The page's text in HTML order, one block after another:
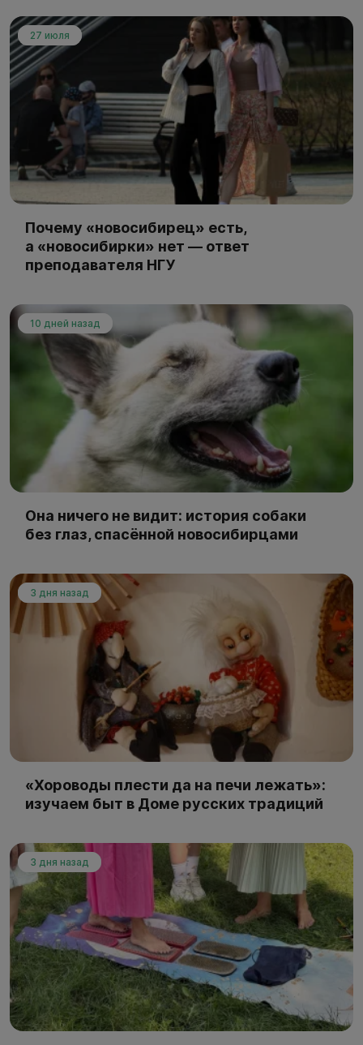
27 июля
Почему «новосибирец» есть,
а «новосибирки» нет — ответ
преподавателя НГУ
10 дней назад
Она ничего не видит: история собаки
без глаз, спасённой новосибирцами
3 дня назад
«Хороводы плести да на печи лежать»:
изучаем быт в Доме русских традиций
3 дня назад